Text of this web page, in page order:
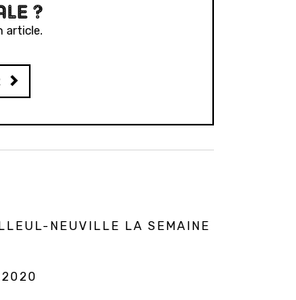
?
article.
NEUVILLE LA SEMAINE
2020